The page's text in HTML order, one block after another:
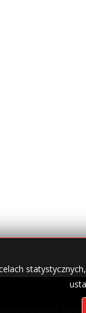
usługi IT,